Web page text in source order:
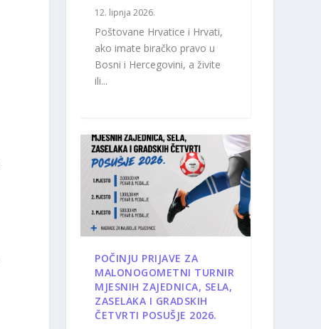
12. lipnja 2026.
Poštovane Hrvatice i Hrvati,
ako imate biračko pravo u
Bosni i Hercegovini, a živite
ili...
POČINJU PRIJAVE ZA
MALONOGOMETNI TURNIR
MJESNIH ZAJEDNICA, SELA,
ZASELAKA I GRADSKIH
ČETVRTI POSUŠJE 2026.